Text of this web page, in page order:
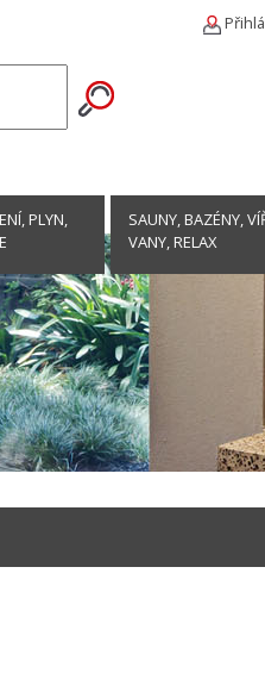
PLYN,
SAUNY, BAZÉNY,
VANY, RELAX